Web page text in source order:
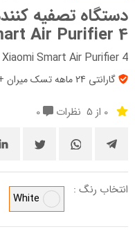
دستگاه تصفیه
Air Purifier 4
Xiaomi Smart Air Purifier 4
گارانتی 24 ماهه تسک میران + 7روز تعویض
0 از 5 نظرات
انتخاب رنگ :
White